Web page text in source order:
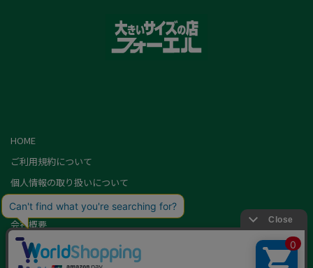
HOME
ご利用規約について
個人情報の取り扱いについて
特定商取引に基づく表記
会社概要
カード会員（情報変更/ポイント照会）